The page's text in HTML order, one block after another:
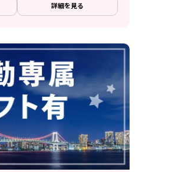
詳細を見る